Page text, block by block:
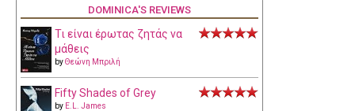
DOMINICA'S REVIEWS
Τι είναι έρωτας ζητάς να
μάθεις
byΘεώνη Μπριλή
Fifty Shades of Grey
by E.L. James